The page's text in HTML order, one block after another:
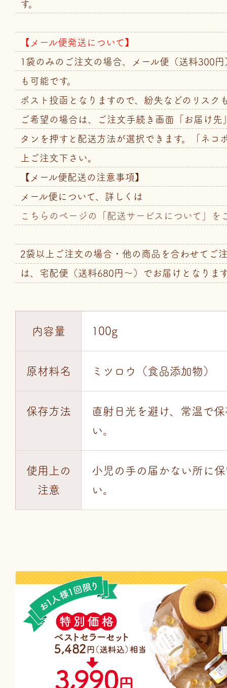
す。
【メール便発送について】
1袋のみのご注文の場合、メール便（送料300
も可能です。
ポスト投函となりますので、紛失などのリスク
ご希望の場合は、ご注文手続き画面「お届け先
タンを押すと配送方法が選択できます。「ネコ
上ご注文下さい。
【メール便配送の注意事項】
メール便について、詳しくは
こちらのページの「配送サービスについて」を
2袋以上ご注文の場合・他の商品を合わせてご
は、宅配便（送料680円～）でお届けとなりま
内容量 100g
原材料名 ミツロウ（食品添加物）
保存方法
直射日光を避け、常温で
い。
使用上の
注意
小児の手の届かない所に
い。